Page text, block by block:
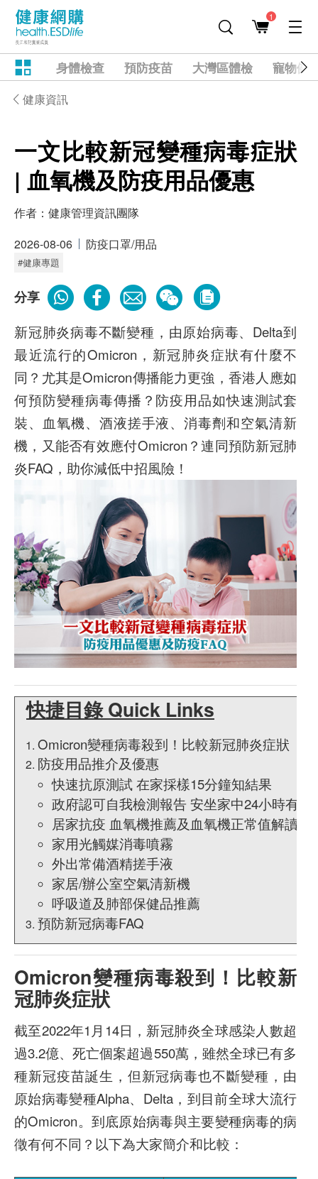
1
身體檢查 預防疫苗 大灣區體檢 寵物健
健康資訊
一文比較新冠變種病毒症狀
| 血氧機及防疫用品優惠
作者： 健康管理資訊團隊
2026-08-06
防疫口罩/用品
#健康專題
分享
新冠肺炎病毒不斷變種，由原始病毒、Delta到
最近流行的Omicron，新冠肺炎症狀有什麼不
同？尤其是Omicron傳播能力更強，香港人應如
何預防變種病毒傳播？防疫用品如快速測試套
裝、血氧機、酒液搓手液、消毒劑和空氣清新
機，又能否有效應付Omicron？連同預防新冠肺
炎FAQ，助你減低中招風險！
快捷目錄 Quick Links
Omicron變種病毒殺到！比較新冠肺炎症狀
防疫用品推介及優惠
快速抗原測試 在家採樣15分鐘知結果
政府認可自我檢測報告 安坐家中24小時有結
居家抗疫 血氧機推薦及血氧機正常值解讀
家用光觸媒消毒噴霧
外出常備酒精搓手液
家居/辦公室空氣清新機
呼吸道及肺部保健品推薦
預防新冠病毒FAQ
Omicron變種病毒殺到！比較新
冠肺炎症狀
截至2022年1月14日，新冠肺炎全球感染人數超
過3.2億、死亡個案超過550萬，雖然全球已有多
種新冠疫苗誕生，但新冠病毒也不斷變種，由
原始病毒變種Alpha、Delta，到目前全球大流行
的Omicron。到底原始病毒與主要變種病毒的病
徵有何不同？以下為大家簡介和比較：